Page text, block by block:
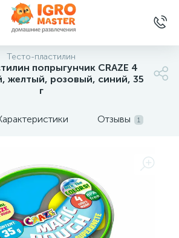
Тесто-пластилин
попрыгунчик CRAZE 4
желтый, розовый, синий, 35
г
Отзывы 1